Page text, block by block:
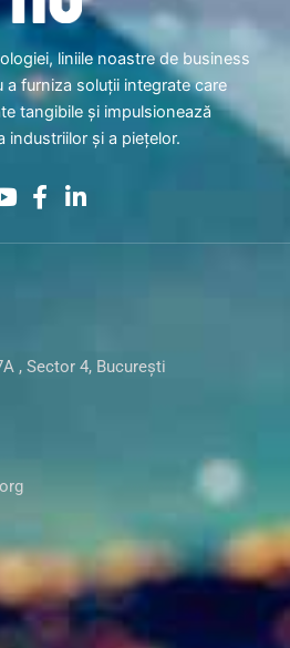
liniile noastre de business
a furniza soluții integrate care
tangibile și impulsionează
industriilor și a piețelor.
, Sector 4, București